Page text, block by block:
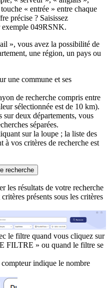
« entrée » entre chaque
précise ? Saisissez
exemple 049RSNK.
», vous avez la possibilité de
une région, un pays ou
une commune et ses
de recherche compris entre
sélectionnée est de 10 km).
sur deux départements, vous
séparées.
sur la loupe ; la liste des
à vos critères de recherche est
recherche
les résultats de votre recherche
présents sous les critères
le filtre quand vous cliquez sur
FILTRE » ou quand le filtre se
indique le nombre